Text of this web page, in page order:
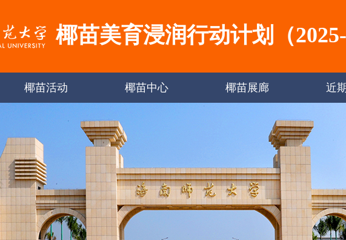
椰苗美育浸润行动计划（2025-
椰苗活动 椰苗中心 椰苗展廊 近